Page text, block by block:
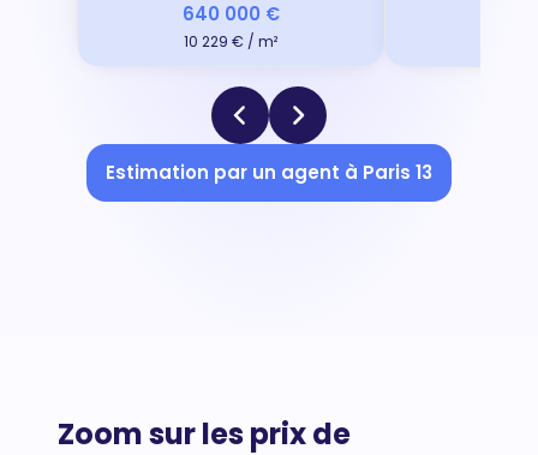
640 000 €
10 229 € / m²
Estimation par un agent à Paris 13
Zoom sur les prix de